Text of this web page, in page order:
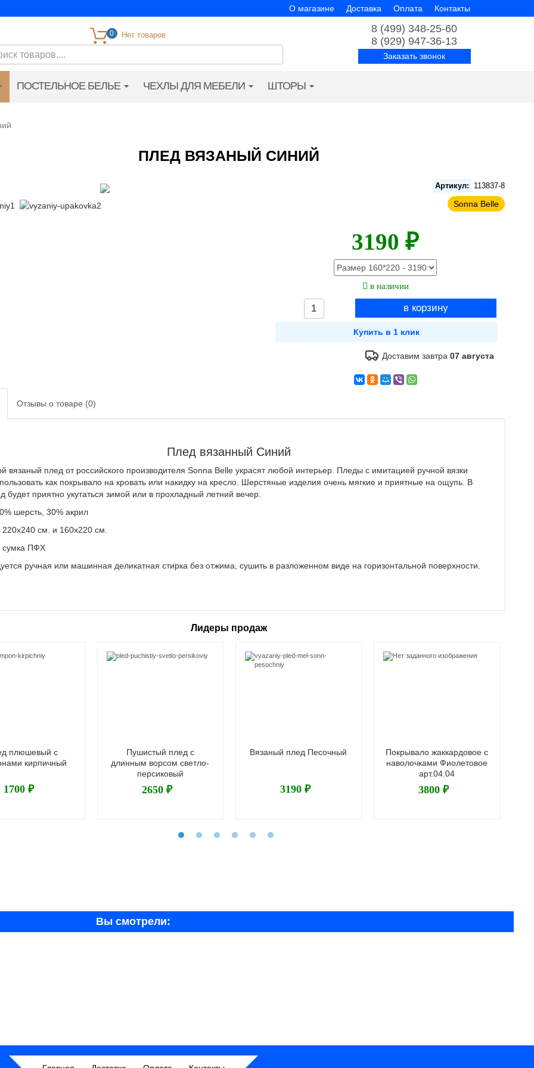
О магазине Доставка Оплата Контакты
0
8 (499) 348-25-60
8 (929) 947-36-13
Заказать звонок
ПОСТЕЛЬНОЕ БЕЛЬЕ ЧЕХЛЫ ДЛЯ МЕБЕЛИ ШТОРЫ
ПЛЕД ВЯЗАНЫЙ СИНИЙ
Артикул: 113837-8
Sonna Belle
3190 ₽
в наличии
Доставим завтра07 августа
Отзывы о товаре (0)
Плед вязанный Синий
вязаный плед от российского производителя Sonna Belle украсят любой интерьер. Пледы с имитацией ручной вязки
как покрывало на кровать или накидку на кресло. Шерстяные изделия очень мягкие и приятные на ощупь. В
будет приятно укутаться зимой или в прохладный летний вечер.
шерсть, 30% акрил
см. и 160х220 см.
сумка ПФХ
ручная или машинная деликатная стирка без отжима, сушить в разложенном виде на горизонтальной поверхности.
Лидеры продаж
плюшевый с
кирпичный
1700 ₽
Пушистый плед с
длинным ворсом светло-
персиковый
2650 ₽
Вязаный плед Песочный
3190 ₽
Покрывало жаккардовое с
наволочками Фиолетовое
арт.04.04
3800 ₽
Вы смотрели: